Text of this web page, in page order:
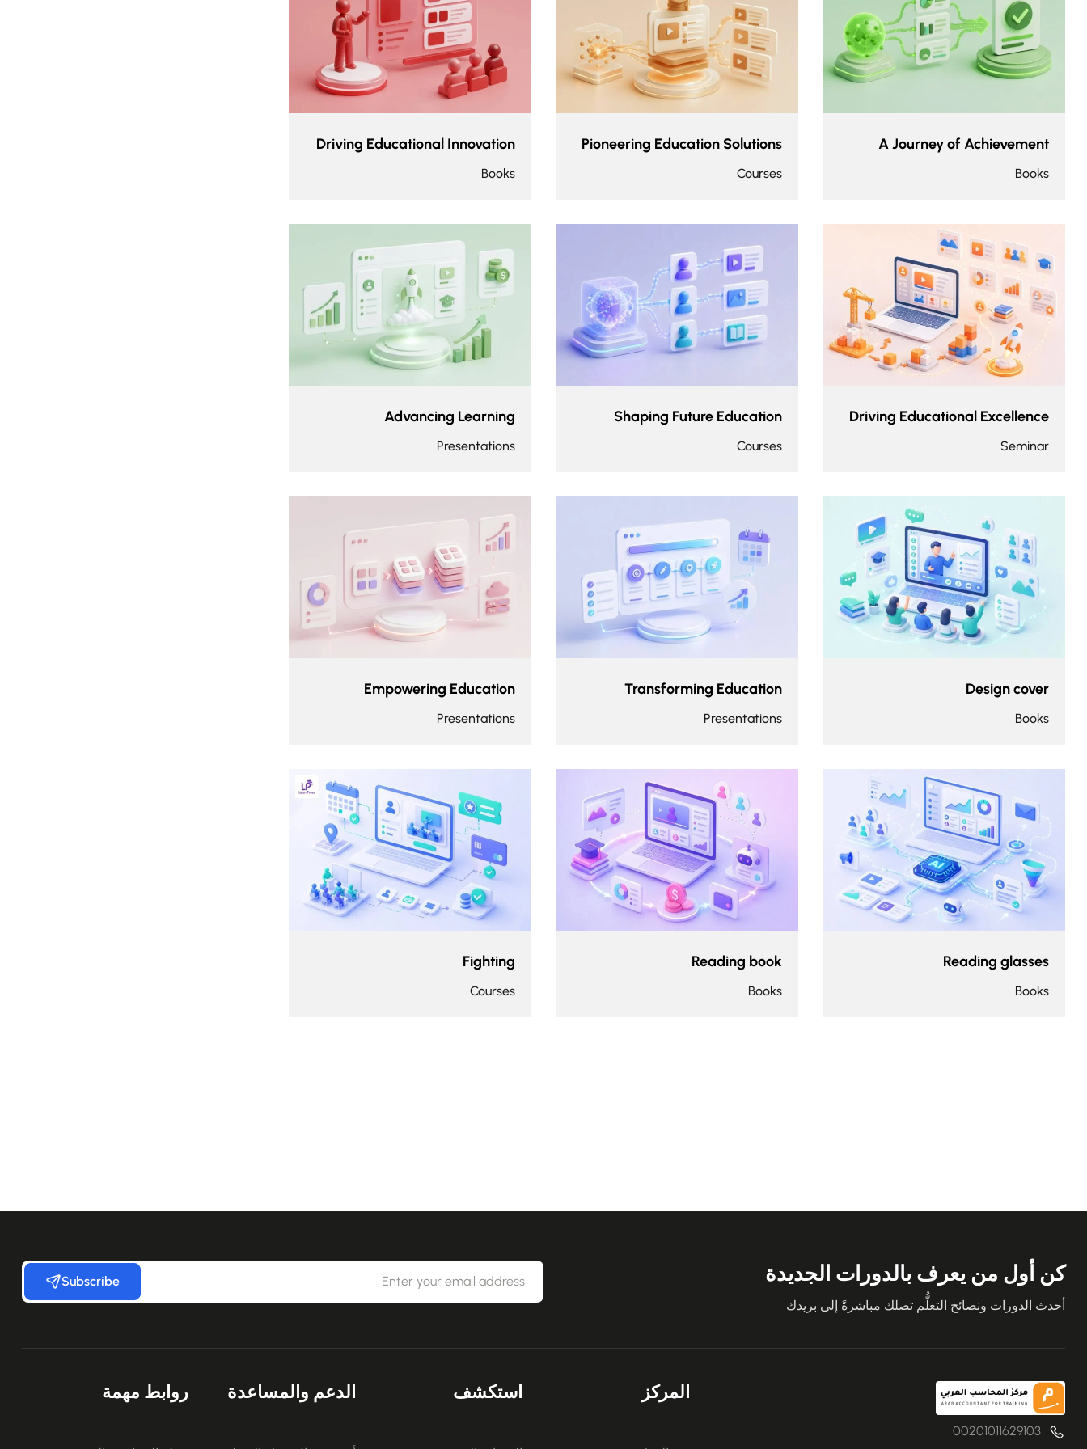
Driving Educational Innovation
Books
Pioneering Education Solutions
Courses
A Journey of Achievement
Books
Advancing Learning
Presentations
Shaping Future Education
Courses
Driving Educational Excellence
Seminar
Empowering Education
Presentations
Transforming Education
Presentations
Design cover
Books
Fighting
Courses
Reading book
Books
Reading glasses
Books
كن أول من يعرف بالدورات الجديدة
أحدث الدورات ونصائح التعلُّم تصلك مباشرةً إلى بريدك
Subscribe
00201011629103
المركز استكشف الدعم والمساعدة روابط مهمة